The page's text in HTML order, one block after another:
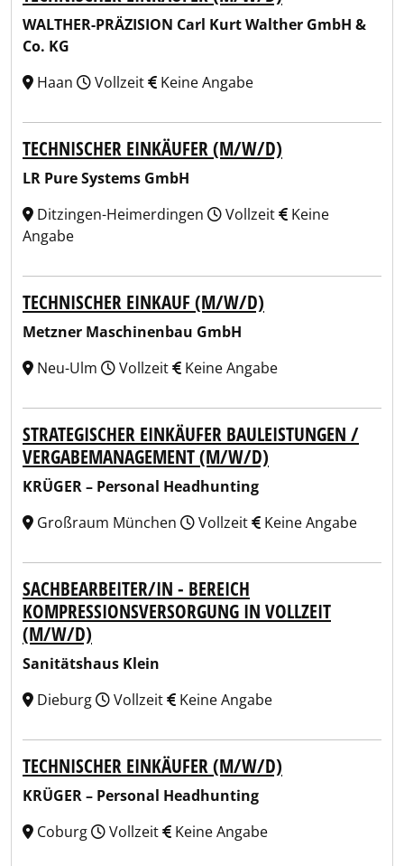
WALTHER-PRÄZISION Carl Kurt Walther GmbH &
Co. KG
Haan
Vollzeit Keine Angabe
TECHNISCHER EINKÄUFER (M/W/D)
LR Pure Systems GmbH
Ditzingen-Heimerdingen
Vollzeit
Keine
Angabe
TECHNISCHER EINKAUF (M/W/D)
Metzner Maschinenbau GmbH
Neu-Ulm
Vollzeit Keine Angabe
STRATEGISCHER EINKÄUFER BAULEISTUNGEN /
VERGABEMANAGEMENT (M/W/D)
KRÜGER – Personal Headhunting
Großraum München
Vollzeit Keine Angabe
SACHBEARBEITER/IN - BEREICH
KOMPRESSIONSVERSORGUNG IN VOLLZEIT
(M/W/D)
Sanitätshaus Klein
Dieburg
Vollzeit Keine Angabe
TECHNISCHER EINKÄUFER (M/W/D)
KRÜGER – Personal Headhunting
Coburg
Vollzeit Keine Angabe